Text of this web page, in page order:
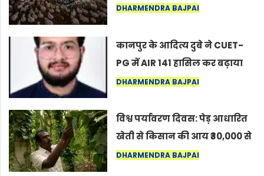
नागपुर में दिखा ऐसा नज़ारा कि
कर सकते हैं”
DHARMENDRA BAJPAI
कानपुर के आदित्य दुबे ने CUET-
PG में AIR 141 हासिल कर बढ़ाया
शहर का मान
DHARMENDRA BAJPAI
विश्व पर्यावरण दिवस: पेड़ आधारित
खेती से किसान की आय ₹30,000 से
बढ़कर ₹3 लाख प्रति एकड़ हुई
DHARMENDRA BAJPAI